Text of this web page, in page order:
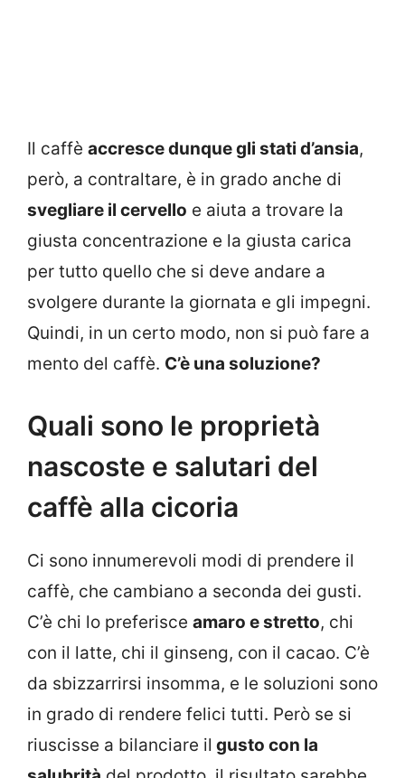
Il caffè accresce dunque gli stati d’ansia,
però, a contraltare, è in grado anche di
svegliare il cervello e aiuta a trovare la
giusta concentrazione e la giusta carica
per tutto quello che si deve andare a
svolgere durante la giornata e gli impegni.
Quindi, in un certo modo, non si può fare a
mento del caffè. C’è una soluzione?
Quali sono le proprietà
nascoste e salutari del
caffè alla cicoria
Ci sono innumerevoli modi di prendere il
caffè, che cambiano a seconda dei gusti.
C’è chi lo preferisce amaro e stretto, chi
con il latte, chi il ginseng, con il cacao. C’è
da sbizzarrirsi insomma, e le soluzioni sono
in grado di rendere felici tutti. Però se si
riuscisse a bilanciare il gusto con la